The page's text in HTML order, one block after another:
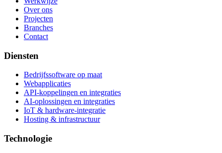
Over ons
Projecten
Branches
Contact
Diensten
Bedrijfssoftware op maat
Webapplicaties
API-koppelingen en integraties
AI-oplossingen en integraties
IoT & hardware-integratie
Hosting & infrastructuur
Technologie